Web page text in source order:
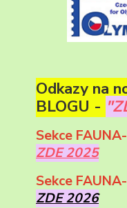
Odkazy na
BLOGU -
Sekce
ZDE 2025
Sekce
ZDE 2026